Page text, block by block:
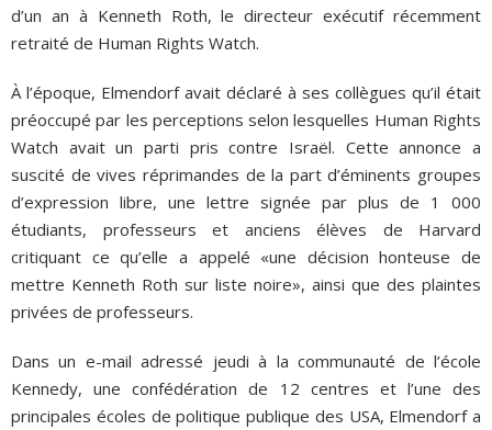
d’un an à Kenneth Roth, le directeur exécutif récemment
retraité de Human Rights Watch.
À l’époque, Elmendorf avait déclaré à ses collègues qu’il était
préoccupé par les perceptions selon lesquelles Human Rights
Watch avait un parti pris contre Israël. Cette annonce a
suscité de vives réprimandes de la part d’éminents groupes
d’expression libre, une lettre signée par plus de 1 000
étudiants, professeurs et anciens élèves de Harvard
critiquant ce qu’elle a appelé «une décision honteuse de
mettre Kenneth Roth sur liste noire», ainsi que des plaintes
privées de professeurs.
Dans un e-mail adressé jeudi à la communauté de l’école
Kennedy, une confédération de 12 centres et l’une des
principales écoles de politique publique des USA, Elmendorf a